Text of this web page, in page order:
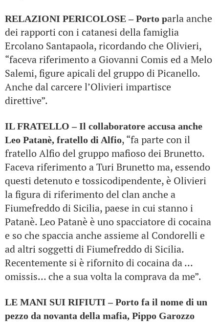
RELAZIONI PERICOLOSE – Porto parla anche
dei rapporti con i catanesi della famiglia
Ercolano Santapaola, ricordando che Olivieri,
“faceva riferimento a Giovanni Comis ed a Melo
Salemi, figure apicali del gruppo di Picanello.
Anche dal carcere l’Olivieri impartisce
direttive”.
IL FRATELLO – Il collaboratore accusa anche
Leo Patanè, fratello di Alfio, “fa parte con il
fratello Alfio del gruppo mafioso dei Brunetto.
Faceva riferimento a Turi Brunetto ma, essendo
questi detenuto e tossicodipendente, è Olivieri
la figura di riferimento del clan anche a
Fiumefreddo di Sicilia, paese in cui stanno i
Patanè. Leo Patanè è uno spacciatore di cocaina
e so che spaccia anche assieme al Condorelli e
ad altri soggetti di Fiumefreddo di Sicilia.
Recentemente si è rifornito di cocaina da …
omissis… che a sua volta la comprava da me”.
LE MANI SUI RIFIUTI – Porto fa il nome di un
pezzo da novanta della mafia, Pippo Garozzo